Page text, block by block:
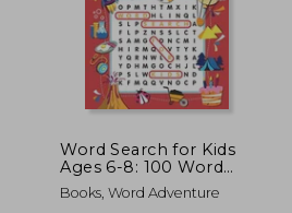
$ 47.12 45%
Word Search for Kids
Ages 6-8: 100 Word
Search Puzzles (en
Inglés)
Books, Word Adventure